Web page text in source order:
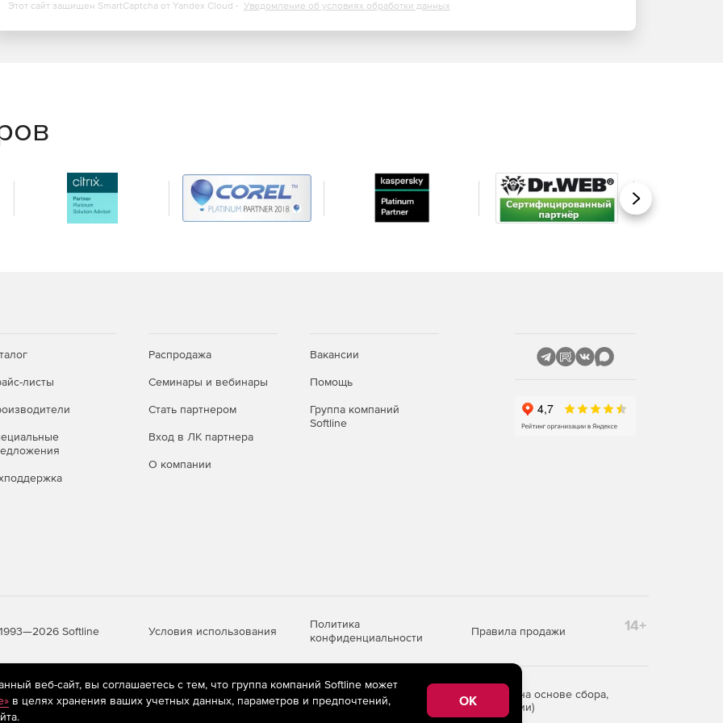
изменения, сделанные на одной или нескольких
о внесении любых изменений в каталог Active
и защищенность корпоративной среды в целом.
Active Directory. Удобный web-интерфейс позволяет
Журнал событий позволяет извлекать данные по
время, что позволяет избежать необходимости
на него.
File Server. Централизованный аудит
отчетов позволяет в режиме реального времени
доступа и изменения в структуре папок
Этот сайт защищен SmartCaptcha от Yandex Cloud - Уведомление об условиях обработки данных
Вперед
листы
Распродажа
Семинары и вебинары
Стать партнером
Вход в ЛК партнера
О компании
Вакансии
Помощь
Группа компаний
Softline
Softline Условия использования
Политика
конфиденциальности
Правила продажи 14+
рекомендательные технологии
(информационные технологии предоставления информации на основе сбора,
пользователей сети «Интернет», находящихся на территории Российской Федерации)
веб-сайт, вы соглашаетесь с тем, что группа компаний Softline может
в целях хранения ваших учетных данных, параметров и предпочтений,
OK